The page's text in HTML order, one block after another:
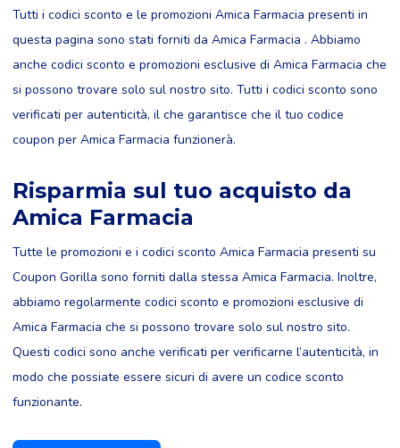
Tutti i codici sconto e le promozioni Amica Farmacia presenti in
questa pagina sono stati forniti da Amica Farmacia . Abbiamo
anche codici sconto e promozioni esclusive di Amica Farmacia che
si possono trovare solo sul nostro sito. Tutti i codici sconto sono
verificati per autenticità, il che garantisce che il tuo codice
coupon per Amica Farmacia funzionerà.
Risparmia sul tuo acquisto da
Amica Farmacia
Tutte le promozioni e i codici sconto Amica Farmacia presenti su
Coupon Gorilla sono forniti dalla stessa Amica Farmacia. Inoltre,
abbiamo regolarmente codici sconto e promozioni esclusive di
Amica Farmacia che si possono trovare solo sul nostro sito.
Questi codici sono anche verificati per verificarne l’autenticità, in
modo che possiate essere sicuri di avere un codice sconto
funzionante.